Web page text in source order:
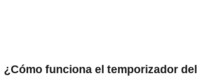
¿Cómo funciona el temporizador del